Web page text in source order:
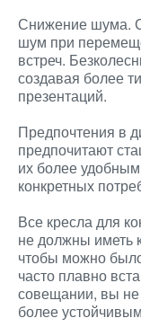
Снижение шума.
шум при
встреч.
создавая более
презентаций.
Предпочтения в
предпочитают
их более
конкретных
Все кресла для
не должны иметь
чтобы можно
часто плавно
совещании, вы не
более